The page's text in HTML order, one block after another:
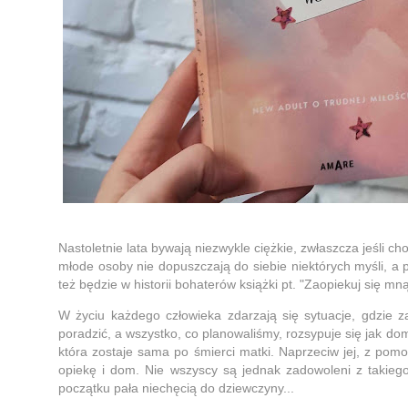
Nastoletnie lata bywają niezwykle ciężkie, zwłaszcza jeśli
młode osoby nie dopuszczają do siebie niektórych myśli,
też będzie w historii bohaterów książki pt. "Zaopiekuj się
W życiu każdego człowieka zdarzają się sytuacje, gdzie
poradzić, a wszystko, co planowaliśmy, rozsypuje się jak
która zostaje sama po śmierci matki. Naprzeciw jej, z
opiekę i dom. Nie wszyscy są jednak zadowoleni z
początku pała niechęcią do dziewczyny...
Stworzony przez Blokotek.pl